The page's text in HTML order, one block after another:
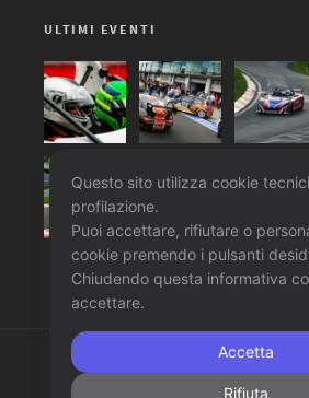
ULTIMI EVENTI
Questo sito utilizza cookie
profilazione.
Puoi accettare, rifiutare o
cookie premendo i pulsanti
Chiudendo questa informativa
accettare.
Accetta
Rifiuta